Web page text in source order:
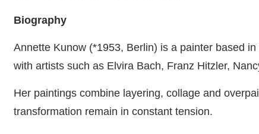
Biography
Annette Kunow (*1953, Berlin) is a painter based
with artists such as Elvira Bach, Franz Hitzler,
Her paintings combine layering, collage and
transformation remain in constant tension.